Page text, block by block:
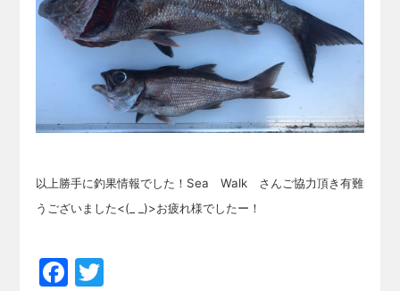
以上勝手に釣果情報でした！Sea Walk さんご協力頂き有難
うございました<(_ _)>お疲れ様でしたー！
Facebook